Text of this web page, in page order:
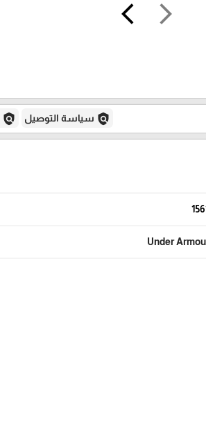
arrow_forward_ios
arrow_back_ios
policy سياسة التوصيل policy
Under